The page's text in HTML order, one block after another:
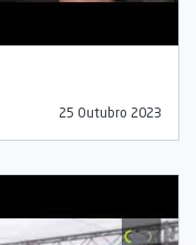
25 Outubro 2023